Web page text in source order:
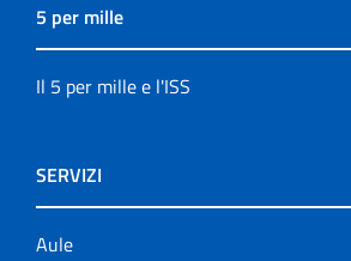
5 per mille
Il 5 per mille e l'ISS
SERVIZI
Aule